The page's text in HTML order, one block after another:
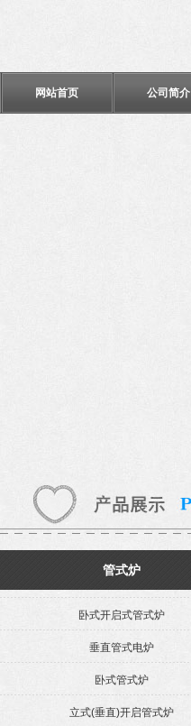
网站首页 公司简介
管式炉
卧式开启式管式炉
垂直管式电炉
卧式管式炉
立式(垂直)开启管式炉